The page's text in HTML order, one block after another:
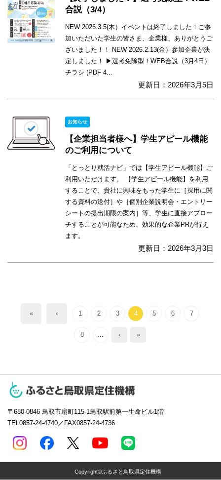
合説（3/4）
NEW 2026.3.5(木）イベントは終了しました！ご参
加いただいた学生の皆さま、企業様、ありがとうご
ざいました！！ NEW 2026.2.13(金）参加企業が決
定しました！ ▶選考免除型！WEB合説（3月4日）
チラシ (PDF 4...
更新日：2026年3月5日
お知らせ
【企業担当者様へ】学生アピール機能
のご利用について
「とっとり就活ナビ」では【学生アピール機能】ご
利用いただけます。 【学生アピール機能】を利用
することで、貴社に興味をもった学生に［採用に関
する資料の送付］や［個別企業説明会・エントリー
シートの提出期限の案内］等、学生に直接アプロー
チすることが可能なため、効果的な企業PRが行え
ます。
更新日：2026年3月3日
« ‹ 1 2 3 4 5 6 7
8 › »
〒680-0846 鳥取市扇町115-1鳥取駅前第一生命ビル1階
TEL0857-24-4740／FAX0857-24-4736
Copyright©ふるさと鳥取県定住機構